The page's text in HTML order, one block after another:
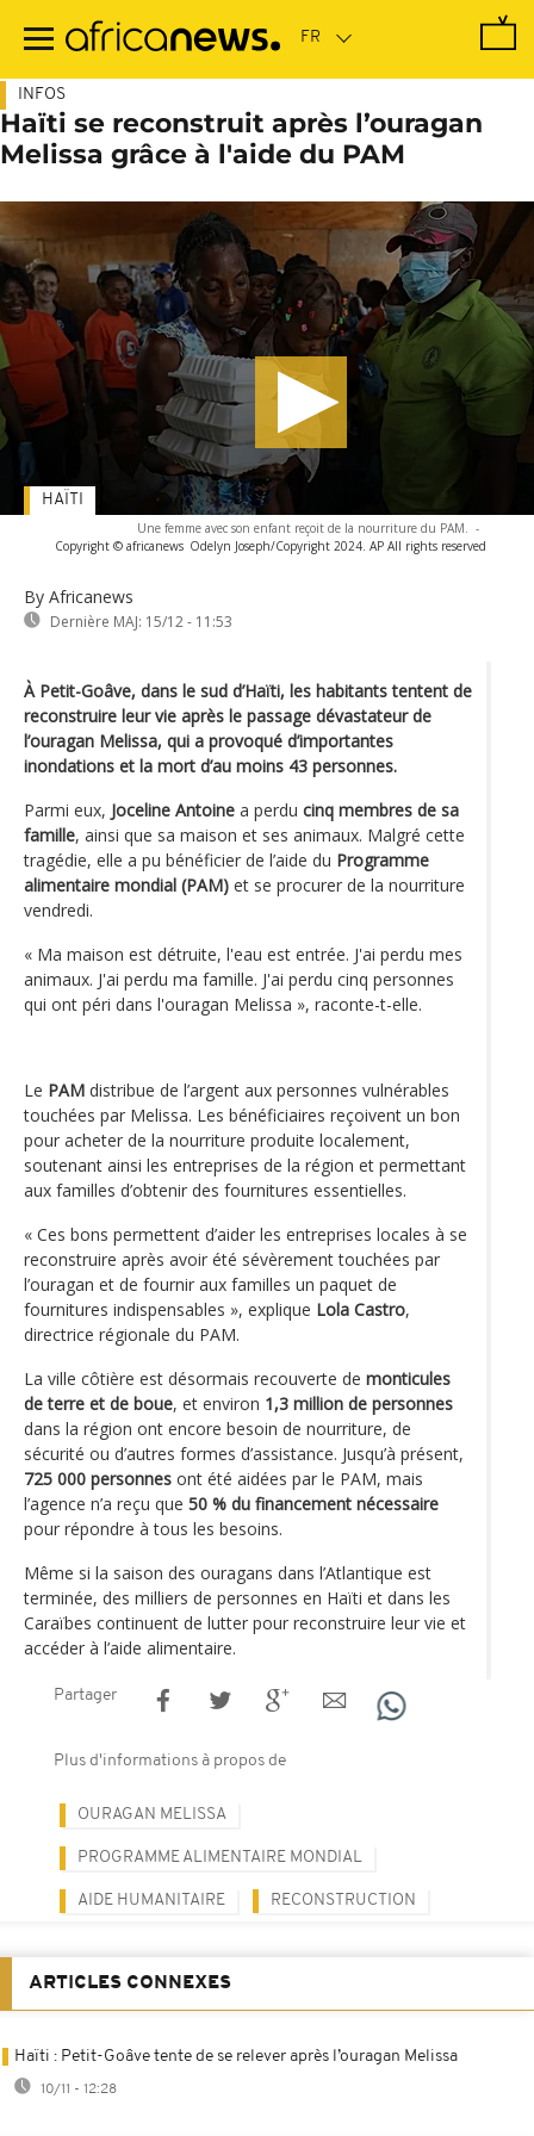
contenu
INFOS
Haïti se reconstruit après l’ouragan
Melissa grâce à l'aide du PAM
Une femme avec son enfant reçoit de la nourriture du PAM. -
Copyright © africanews Odelyn Joseph/Copyright 2024. AP All rights reserved
By Africanews
Dernière MAJ: 15/12 - 11:53
HAÏTI
À Petit-Goâve, dans le sud d’Haïti, les habitants tentent de
reconstruire leur vie après le passage dévastateur de
l’ouragan Melissa, qui a provoqué d’importantes
inondations et la mort d’au moins 43 personnes.
Parmi eux, Joceline Antoine a perdu cinq membres de sa
famille, ainsi que sa maison et ses animaux. Malgré cette
tragédie, elle a pu bénéficier de l’aide du Programme
alimentaire mondial (PAM) et se procurer de la nourriture
vendredi.
« Ma maison est détruite, l'eau est entrée. J'ai perdu mes
animaux. J'ai perdu ma famille. J'ai perdu cinq personnes
qui ont péri dans l'ouragan Melissa », raconte-t-elle.
Le PAM distribue de l’argent aux personnes vulnérables
touchées par Melissa. Les bénéficiaires reçoivent un bon
pour acheter de la nourriture produite localement,
soutenant ainsi les entreprises de la région et permettant
aux familles d’obtenir des fournitures essentielles.
« Ces bons permettent d’aider les entreprises locales à se
reconstruire après avoir été sévèrement touchées par
l’ouragan et de fournir aux familles un paquet de
fournitures indispensables », explique Lola Castro,
directrice régionale du PAM.
La ville côtière est désormais recouverte de monticules
de terre et de boue, et environ 1,3 million de personnes
dans la région ont encore besoin de nourriture, de
sécurité ou d’autres formes d’assistance. Jusqu’à présent,
725 000 personnes ont été aidées par le PAM, mais
l’agence n’a reçu que 50 % du financement nécessaire
pour répondre à tous les besoins.
Même si la saison des ouragans dans l’Atlantique est
terminée, des milliers de personnes en Haïti et dans les
Caraïbes continuent de lutter pour reconstruire leur vie et
accéder à l’aide alimentaire.
Partager
Plus d'informations à propos de
OURAGAN MELISSA
PROGRAMME ALIMENTAIRE MONDIAL
AIDE HUMANITAIRE RECONSTRUCTION
ARTICLES CONNEXES
Haïti : Petit-Goâve tente de se relever après l’ouragan Melissa
10/11 - 12:28